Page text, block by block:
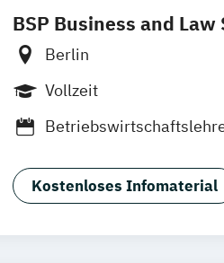
BSP Business and Law
Berlin
Vollzeit
Business Innovation &
International Business
Kostenloses Infomaterial